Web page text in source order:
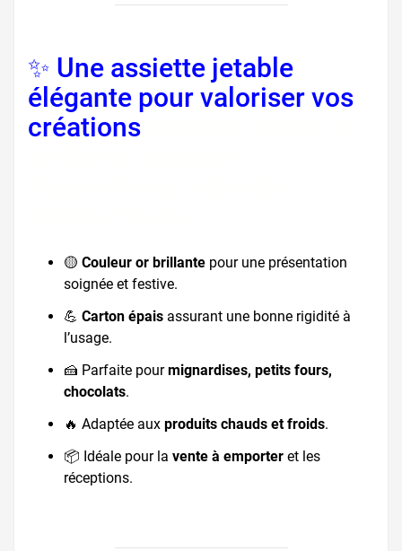
✨ Une assiette jetable
élégante pour valoriser vos
créations
🟡 Couleur or brillante pour une présentation
soignée et festive.
💪 Carton épais assurant une bonne rigidité à
l’usage.
🍰 Parfaite pourmignardises, petits fours,
chocolats.
🔥 Adaptée aux produits chauds et froids.
📦 Idéale pour la vente à emporter et les
réceptions.